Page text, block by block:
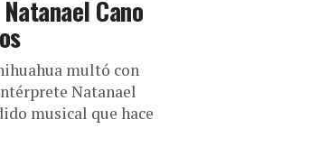
Cano
multó con
Natanael
musical que hace